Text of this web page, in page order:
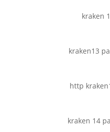
kraken
kraken13
http
kraken 14